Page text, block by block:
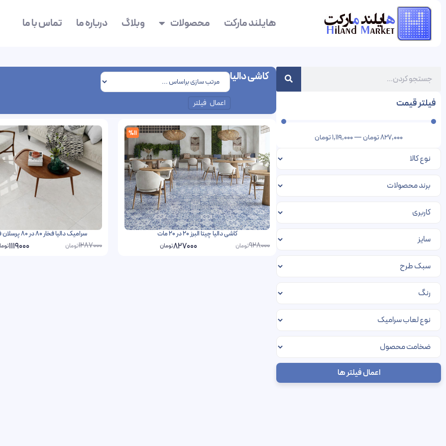
هایلند مارکت محصولات وبلاگ درباره ما تماس با ما
فیلتر قیمت
827,000تومان—
1,119,000تومان
اعمال فیلتر ها
کاشی دالیا
اعمال فیلتر
%11
کاشی دالیا چیتا البرز 20 در 20 مات
928000تومان 827000تومان
سرامیک دالیا فخار 80 در 80 پرسلان فول پولیش
1287000تومان 1119000